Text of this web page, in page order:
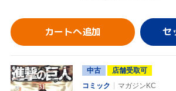
カートへ追加
中古
店舗受取可
コミック
マガジンKC